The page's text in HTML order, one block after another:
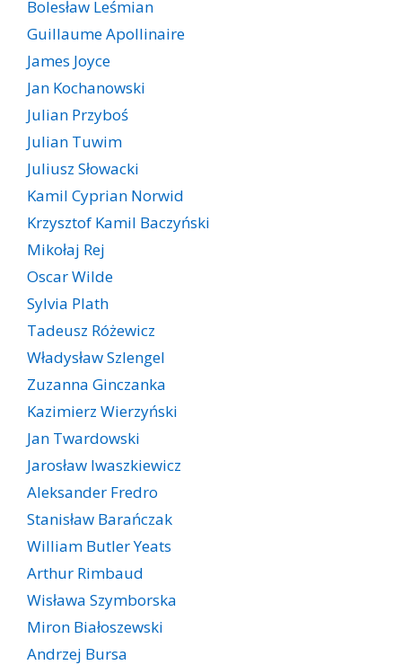
Bolesław Leśmian
Guillaume Apollinaire
James Joyce
Jan Kochanowski
Julian Przyboś
Julian Tuwim
Juliusz Słowacki
Kamil Cyprian Norwid
Krzysztof Kamil Baczyński
Mikołaj Rej
Oscar Wilde
Sylvia Plath
Tadeusz Różewicz
Władysław Szlengel
Zuzanna Ginczanka
Kazimierz Wierzyński
Jan Twardowski
Jarosław Iwaszkiewicz
Aleksander Fredro
Stanisław Barańczak
William Butler Yeats
Arthur Rimbaud
Wisława Szymborska
Miron Białoszewski
Andrzej Bursa